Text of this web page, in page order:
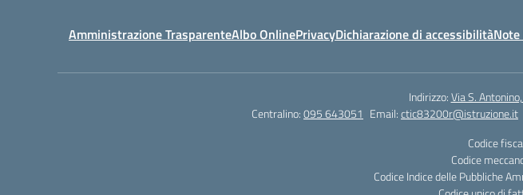
Amministrazione TrasparenteAlbo OnlinePrivacyDichiarazione di accessibilità
Indirizzo:Via S.
Centralino:095 643051 Email:ctic83200r@istruzione.it
Codice
Codice
Codice Indice delle Pubbliche